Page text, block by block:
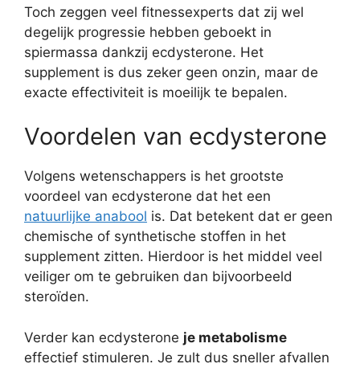
Toch zeggen veel fitnessexperts dat zij wel
degelijk progressie hebben geboekt in
spiermassa dankzij ecdysterone. Het
supplement is dus zeker geen onzin, maar de
exacte effectiviteit is moeilijk te bepalen.
Voordelen van ecdysterone
Volgens wetenschappers is het grootste
voordeel van ecdysterone dat het een
natuurlijke anabool is. Dat betekent dat er geen
chemische of synthetische stoffen in het
supplement zitten. Hierdoor is het middel veel
veiliger om te gebruiken dan bijvoorbeeld
steroïden.
Verder kan ecdysterone je metabolisme
effectief stimuleren. Je zult dus sneller afvallen